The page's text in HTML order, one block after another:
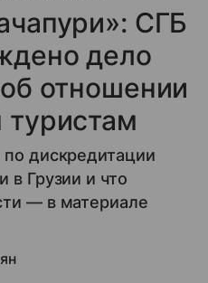
СГБ
дело
отношении
туристам
дискредитации
в Грузии и что
— в материале